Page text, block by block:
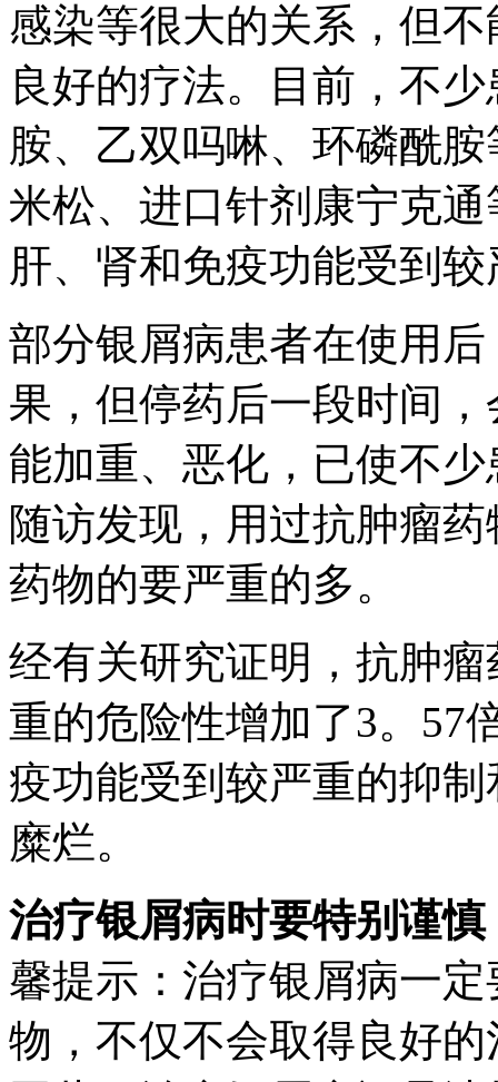
感染等很大的关系，但
良好的疗法。目前，不
胺、乙双吗啉、环磷酰
米松、进口针剂康宁克
肝、肾和免疫功能受到
部分银屑病患者在使用
果，但停药后一段时间
能加重、恶化，已使不
随访发现，用过抗肿瘤
药物的要严重的多。
经有关研究证明，抗肿
重的危险性增加了3。57
疫功能受到较严重的抑
糜烂。
治疗银屑病时要特别谨慎
馨提示：治疗银屑病一
物，不仅不会取得良好